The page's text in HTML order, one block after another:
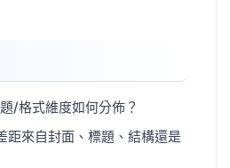
/格式維度如何分佈？
距來自封面、標題、結構還是